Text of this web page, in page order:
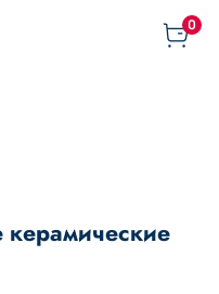
0
керамические